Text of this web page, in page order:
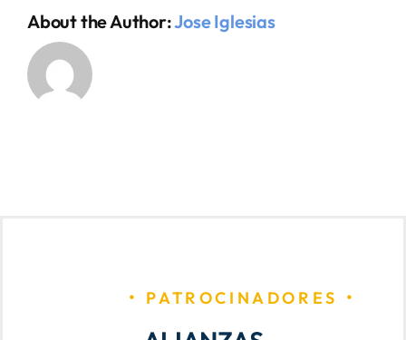
About the Author:Jose Iglesias
PATROCINADORES